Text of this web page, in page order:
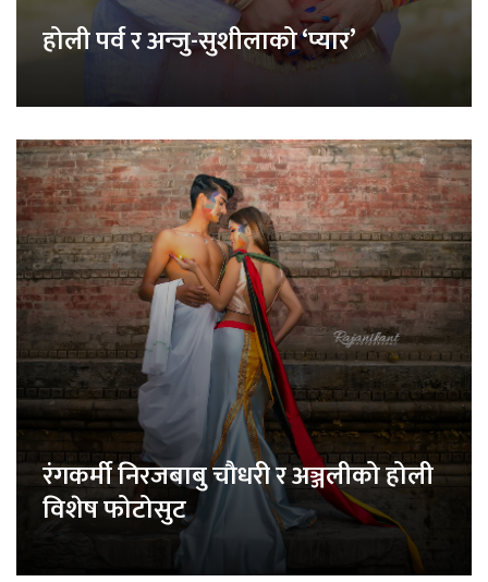
होली पर्व र अन्जु-सुशीलाको ‘प्यार’
रंगकर्मी निरजबाबु चौधरी र अञ्जलीको होली
विशेष फोटोसुट